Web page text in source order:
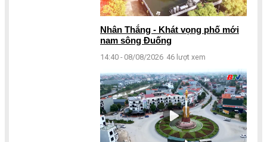
Nhân Thắng - Khát vọng phố mới
nam sông Đuống
14:40 - 08/08/2026 46 lượt xem